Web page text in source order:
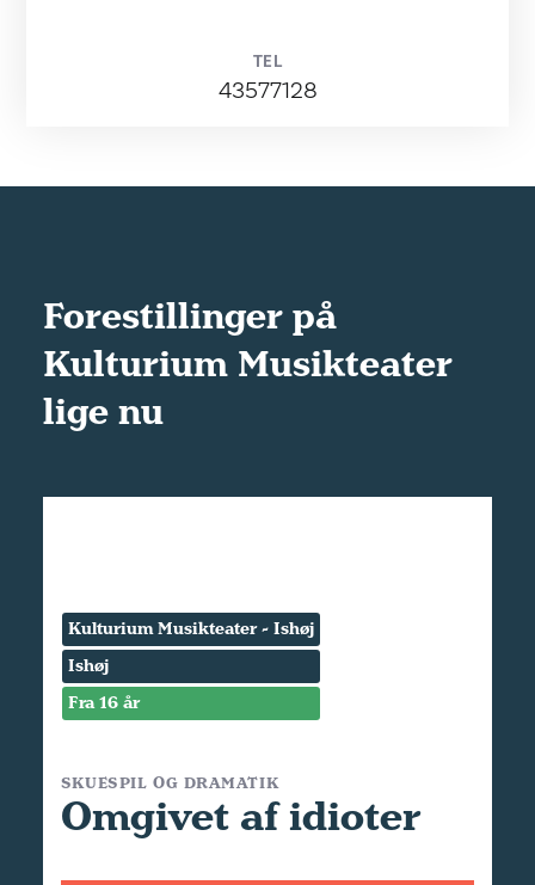
TEL
43577128
Forestillinger på
Kulturium Musikteater
lige nu
Kulturium Musikteater - Ishøj
Ishøj
Fra 16 år
SKUESPIL OG DRAMATIK
Omgivet af idioter